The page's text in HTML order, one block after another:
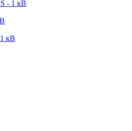
- 1 кВ
кВ